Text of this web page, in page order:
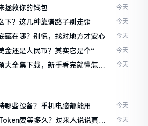
拯救你的钱包 今天
下？这几种靠谱路子别走歪 今天
藏在哪？别慌，找对地方才安心 今天
还是人民币？其实它是个“多
今天
全集下载，新手看完就懂怎么
今天
哪些设备？手机电脑都能用 今天
要等多久？过来人说说真实
今天